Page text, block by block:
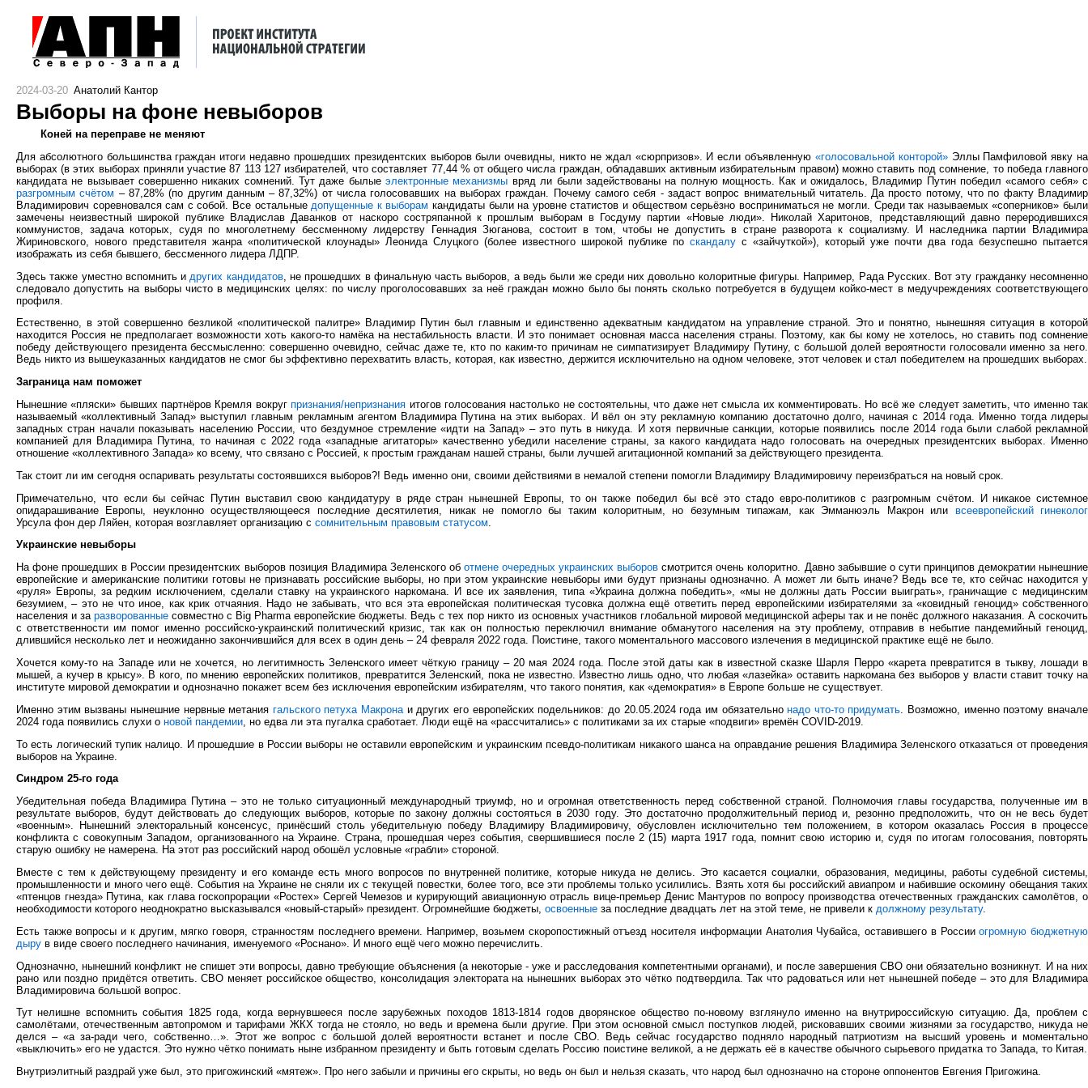
2024-03-20 Анатолий Кантор
Выборы на фоне невыборов
Коней на переправе не меняют
Для абсолютного большинства граждан итоги недавно прошедших президентских выборов были очевидны, никто не ждал «сюрпризов». И если объявленную «голосовальной конторой»Эллы Памфиловой явку на
выборах (в этих выборах приняли участие 87 113 127 избирателей, что составляет 77,44 % от общего числа граждан, обладавших активным избирательным правом) можно ставить под сомнение, то победа главного
кандидата не вызывает совершенно никаких сомнений. Тут даже былыеэлектронные механизмы вряд ли были задействованы на полную мощность. Как и ожидалось, Владимир Путин победил «самого себя» с
разгромным счётом – 87,28% (по другим данным – 87,32%) от числа голосовавших на выборах граждан. Почему самого себя - задаст вопрос внимательный читатель. Да просто потому, что по факту Владимир
Владимирович соревновался сам с собой. Все остальные допущенные к выборам кандидаты были на уровне статистов и обществом серьёзно восприниматься не могли. Среди так называемых «соперников» были
замечены неизвестный широкой публике Владислав Даванков от наскоро состряпанной к прошлым выборам в Госдуму партии «Новые люди». Николай Харитонов, представляющий давно переродившихся
коммунистов, задача которых, судя по многолетнему бессменному лидерству Геннадия Зюганова, состоит в том, чтобы не допустить в стране разворота к социализму. И наследника партии Владимира
Жириновского, нового представителя жанра «политической клоунады» Леонида Слуцкого (более известного широкой публике по скандалу с «зайчуткой»), который уже почти два года безуспешно пытается
изображать из себя бывшего, бессменного лидера ЛДПР.
Здесь также уместно вспомнить и других кандидатов, не прошедших в финальную часть выборов, а ведь были же среди них довольно колоритные фигуры. Например, Рада Русских. Вот эту гражданку несомненно
следовало допустить на выборы чисто в медицинских целях: по числу проголосовавших за неё граждан можно было бы понять сколько потребуется в будущем койко-мест в медучреждениях соответствующего
профиля.
Естественно, в этой совершенно безликой «политической палитре» Владимир Путин был главным и единственно адекватным кандидатом на управление страной. Это и понятно, нынешняя ситуация в которой
находится Россия не предполагает возможности хоть какого-то намёка на нестабильность власти. И это понимает основная масса населения страны. Поэтому, как бы кому не хотелось, но ставить под сомнение
победу действующего президента бессмысленно: совершенно очевидно, сейчас даже те, кто по каким-то причинам не симпатизирует Владимиру Путину, с большой долей вероятности голосовали именно за него.
Ведь никто из вышеуказанных кандидатов не смог бы эффективно перехватить власть, которая, как известно, держится исключительно на одном человеке, этот человек и стал победителем на прошедших выборах.
Заграница нам поможет
Нынешние «пляски» бывших партнёров Кремля вокругпризнания/непризнания итогов голосования настолько не состоятельны, что даже нет смысла их комментировать. Но всё же следует заметить, что именно так
называемый «коллективный Запад» выступил главным рекламным агентом Владимира Путина на этих выборах. И вёл он эту рекламную компанию достаточно долго, начиная с 2014 года. Именно тогда лидеры
западных стран начали показывать населению России, что бездумное стремление «идти на Запад» – это путь в никуда. И хотя первичные санкции, которые появились после 2014 года были слабой рекламной
компанией для Владимира Путина, то начиная с 2022 года «западные агитаторы» качественно убедили население страны, за какого кандидата надо голосовать на очередных президентских выборах. Именно
отношение «коллективного Запада» ко всему, что связано с Россией, к простым гражданам нашей страны, были лучшей агитационной компаний за действующего президента.
Так стоит ли им сегодня оспаривать результаты состоявшихся выборов?! Ведь именно они, своими действиями в немалой степени помогли Владимиру Владимировичу переизбраться на новый срок.
Примечательно, что если бы сейчас Путин выставил свою кандидатуру в ряде стран нынешней Европы, то он также победил бы всё это стадо евро-политиков с разгромным счётом. И никакое системное
опидарашивание Европы, неуклонно осуществляющееся последние десятилетия, никак не помогло бы таким колоритным, но безумным типажам, как Эмманюэль Макрон или всеевропейский гинеколог
Урсула фон дер Ляйен, которая возглавляет организацию с сомнительным правовым статусом
Украинские невыборы
На фоне прошедших в России президентских выборов позиция Владимира Зеленского об отмене очередных украинских выборов смотрится очень колоритно. Давно забывшие о сути принципов демократии нынешние
европейские и американские политики готовы не признавать российские выборы, но при этом украинские невыборы ими будут признаны однозначно. А может ли быть иначе? Ведь все те, кто сейчас находится у
«руля» Европы, за редким исключением, сделали ставку на украинского наркомана. И все их заявления, типа «Украина должна победить», «мы не должны дать России выиграть», граничащие с медицинским
безумием, – это не что иное, как крик отчаяния. Надо не забывать, что вся эта европейская политическая тусовка должна ещё ответить перед европейскими избирателями за «ковидный геноцид» собственного
населения и заразворованные совместно с Big Pharma европейские бюджеты. Ведь с тех пор никто из основных участников глобальной мировой медицинской аферы так и не понёс должного наказания. А соскочить
с ответственности им помог именно российско-украинский политический кризис, так как он полностью переключил внимание обманутого населения на эту проблему, отправив в небытие пандемийный геноцид,
длившийся несколько лет и неожиданно закончившийся для всех в один день – 24 февраля 2022 года. Поистине, такого моментального массового излечения в медицинской практике ещё не было.
Хочется кому-то на Западе или не хочется, но легитимность Зеленского имеет чёткую границу – 20 мая 2024 года. После этой даты как в известной сказке Шарля Перро «карета превратится в тыкву, лошади в
мышей, а кучер в крысу». В кого, по мнению европейских политиков, превратится Зеленский, пока не известно. Известно лишь одно, что любая «лазейка» оставить наркомана без выборов у власти ставит точку на
институте мировой демократии и однозначно покажет всем без исключения европейским избирателям, что такого понятия, как «демократия» в Европе больше не существует.
Именно этим вызваны нынешние нервные метания гальского петуха Макрона и других его европейских подельников: до 20.05.2024 года им обязательнонадо что-то придумать . Возможно, именно поэтому вначале
2024 года появились слухи о новой пандемии , но едва ли эта пугалка сработает. Люди ещё на «рассчитались» с политиками за их старые «подвиги» времён COVID-2019.
То есть логический тупик налицо. И прошедшие в России выборы не оставили европейским и украинским псевдо-политикам никакого шанса на оправдание решения Владимира Зеленского отказаться от проведения
выборов на Украине.
Синдром 25-го года
Убедительная победа Владимира Путина – это не только ситуационный международный триумф, но и огромная ответственность перед собственной страной. Полномочия главы государства, полученные им в
результате выборов, будут действовать до следующих выборов, которые по закону должны состояться в 2030 году. Это достаточно продолжительный период и, резонно предположить, что он не весь будет
«военным». Нынешний электоральный консенсус, принёсший столь убедительную победу Владимиру Владимировичу, обусловлен исключительно тем положением, в котором оказалась Россия в процессе
конфликта с совокупным Западом, организованного на Украине. Страна, прошедшая через события, свершившиеся после 2 (15) марта 1917 года, помнит свою историю и, судя по итогам голосования, повторять
старую ошибку не намерена. На этот раз российский народ обошёл условные «грабли» стороной.
Вместе с тем к действующему президенту и его команде есть много вопросов по внутренней политике, которые никуда не делись. Это касается социалки, образования, медицины, работы судебной системы,
промышленности и много чего ещё. События на Украине не сняли их с текущей повестки, более того, все эти проблемы только усилились. Взять хотя бы российский авиапром и набившие оскомину обещания таких
«птенцов гнезда» Путина, как глава госкопрорации «Ростех» Сергей Чемезов и курирующий авиационную отрасль вице-премьер Денис Мантуров по вопросу производства отечественных гражданских самолётов, о
необходимости которого неоднократно высказывался «новый-старый» президент. Огромнейшие бюджеты, освоенные за последние двадцать лет на этой теме, не привели к должному результату.
Есть также вопросы и к другим, мягко говоря, странностям последнего времени. Например, возьмем скоропостижный отъезд носителя информации Анатолия Чубайса, оставившего в Россииогромную бюджетную
дыру в виде своего последнего начинания, именуемого «Роснано». И много ещё чего можно перечислить.
Однозначно, нынешний конфликт не спишет эти вопросы, давно требующие объяснения (а некоторые - уже и расследования компетентными органами), и после завершения СВО они обязательно возникнут. И на них
рано или поздно придётся ответить. СВО меняет российское общество, консолидация электората на нынешних выборах это чётко подтвердила. Так что радоваться или нет нынешней победе – это для Владимира
Владимировича большой вопрос.
Тут нелишне вспомнить события 1825 года, когда вернувшееся после зарубежных походов 1813-1814 годов дворянское общество по-новому взглянуло именно на внутрироссийскую ситуацию. Да, проблем с
самолётами, отечественным автопромом и тарифами ЖКХ тогда не стояло, но ведь и времена были другие. При этом основной смысл поступков людей, рисковавших своими жизнями за государство, никуда не
делся – «а за-ради чего, собственно…». Этот же вопрос с большой долей вероятности встанет и после СВО. Ведь сейчас государство подняло народный патриотизм на высший уровень и моментально
«выключить» его не удастся. Это нужно чётко понимать ныне избранном президенту и быть готовым сделать Россию поистине великой, а не держать её в качестве обычного сырьевого придатка то Запада, то Китая.
Внутриэлитный раздрай уже был, это пригожинский «мятеж». Про него забыли и причины его скрыты, но ведь он был и нельзя сказать, что народ был однозначно на стороне оппонентов Евгения Пригожина.